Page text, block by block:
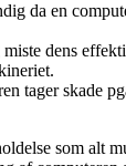
da en
dens
tager skade
som alt